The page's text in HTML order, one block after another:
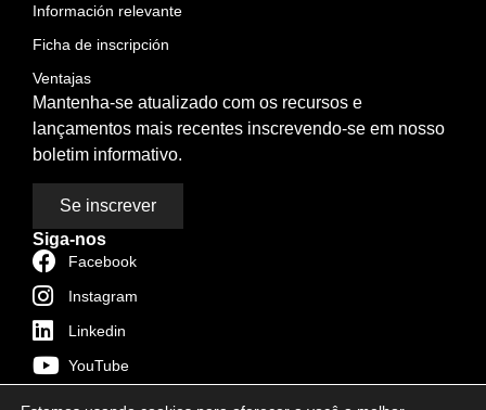
Información relevante
Ficha de inscripción
Ventajas
Mantenha-se atualizado com os recursos e
lançamentos mais recentes inscrevendo-se em nosso
boletim informativo.
Se inscrever
Siga-nos
Facebook
Instagram
Linkedin
YouTube